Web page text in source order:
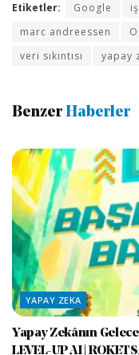
Etiketler: Google
marc andreessen
veri sıkıntısı
yapay
Benzer Haberler
YAPAY ZEKA
Yapay Zekânın
LEVEL-UP AI |